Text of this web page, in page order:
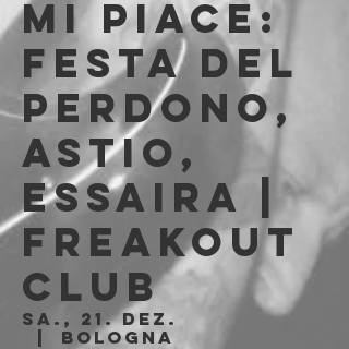
MI PIACE:
Festa del
Perdono,
Astio,
Essaira |
Freakout
Club
Sa., 21. Dez.
Bologna